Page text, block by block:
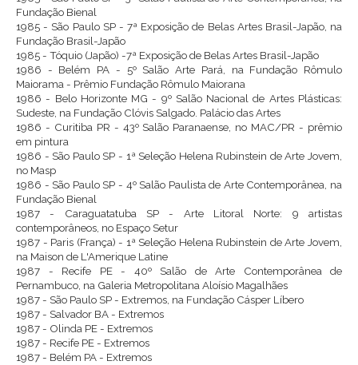
Fundação Bienal
1985 - São Paulo SP - 7ª Exposição de Belas Artes Brasil-Japão, na
Fundação Brasil-Japão
1985 - Tóquio (Japão) -7ª Exposição de Belas Artes Brasil-Japão
1986 - Belém PA - 5º Salão Arte Pará, na Fundação Rômulo
Maiorama - Prêmio Fundação Rômulo Maiorana
1986 - Belo Horizonte MG - 9º Salão Nacional de Artes Plásticas:
Sudeste, na Fundação Clóvis Salgado. Palácio das Artes
1986 - Curitiba PR - 43º Salão Paranaense, no MAC/PR - prêmio
em pintura
1986 - São Paulo SP - 1ª Seleção Helena Rubinstein de Arte Jovem,
no Masp
1986 - São Paulo SP - 4º Salão Paulista de Arte Contemporânea, na
Fundação Bienal
1987 - Caraguatatuba SP - Arte Litoral Norte: 9 artistas
contemporâneos, no Espaço Setur
1987 - Paris (França) - 1ª Seleção Helena Rubinstein de Arte Jovem,
na Maison de L'Amerique Latine
1987 - Recife PE - 40º Salão de Arte Contemporânea de
Pernambuco, na Galeria Metropolitana Aloísio Magalhães
1987 - São Paulo SP - Extremos, na Fundação Cásper Líbero
1987 - Salvador BA - Extremos
1987 - Olinda PE - Extremos
1987 - Recife PE - Extremos
1987 - Belém PA - Extremos